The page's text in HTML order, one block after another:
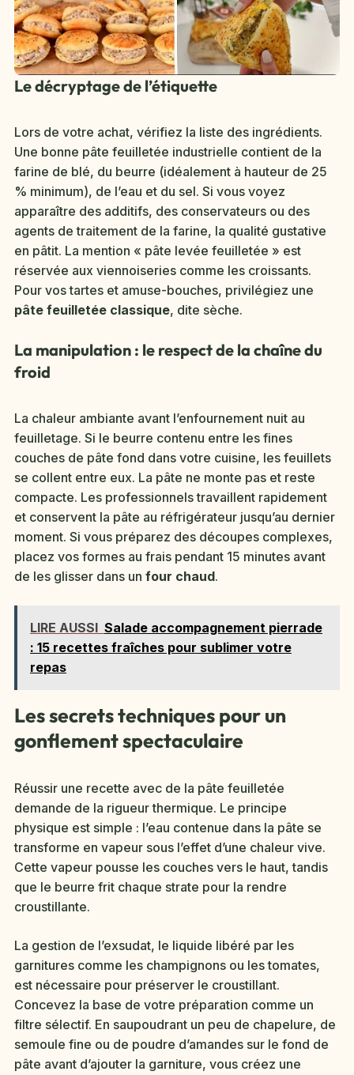
Le décryptage de l’étiquette
Lors de votre achat, vérifiez la liste des ingrédients.
Une bonne pâte feuilletée industrielle contient de la
farine de blé, du beurre (idéalement à hauteur de 25
% minimum), de l’eau et du sel. Si vous voyez
apparaître des additifs, des conservateurs ou des
agents de traitement de la farine, la qualité gustative
en pâtit. La mention « pâte levée feuilletée » est
réservée aux viennoiseries comme les croissants.
Pour vos tartes et amuse-bouches, privilégiez une
pâte feuilletée classique, dite sèche.
La manipulation : le respect de la chaîne du
froid
La chaleur ambiante avant l’enfournement nuit au
feuilletage. Si le beurre contenu entre les fines
couches de pâte fond dans votre cuisine, les feuillets
se collent entre eux. La pâte ne monte pas et reste
compacte. Les professionnels travaillent rapidement
et conservent la pâte au réfrigérateur jusqu’au dernier
moment. Si vous préparez des découpes complexes,
placez vos formes au frais pendant 15 minutes avant
de les glisser dans un four chaud.
LIRE AUSSI Salade accompagnement pierrade
: 15 recettes fraîches pour sublimer votre
repas
Les secrets techniques pour un
gonflement spectaculaire
Réussir une recette avec de la pâte feuilletée
demande de la rigueur thermique. Le principe
physique est simple : l’eau contenue dans la pâte se
transforme en vapeur sous l’effet d’une chaleur vive.
Cette vapeur pousse les couches vers le haut, tandis
que le beurre frit chaque strate pour la rendre
croustillante.
La gestion de l’exsudat, le liquide libéré par les
garnitures comme les champignons ou les tomates,
est nécessaire pour préserver le croustillant.
Concevez la base de votre préparation comme un
filtre sélectif. En saupoudrant un peu de chapelure, de
semoule fine ou de poudre d’amandes sur le fond de
pâte avant d’ajouter la garniture, vous créez une